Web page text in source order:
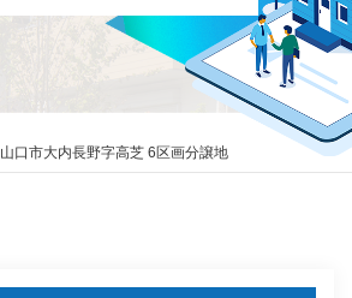
山口市大内長野字高芝 6区画分譲地